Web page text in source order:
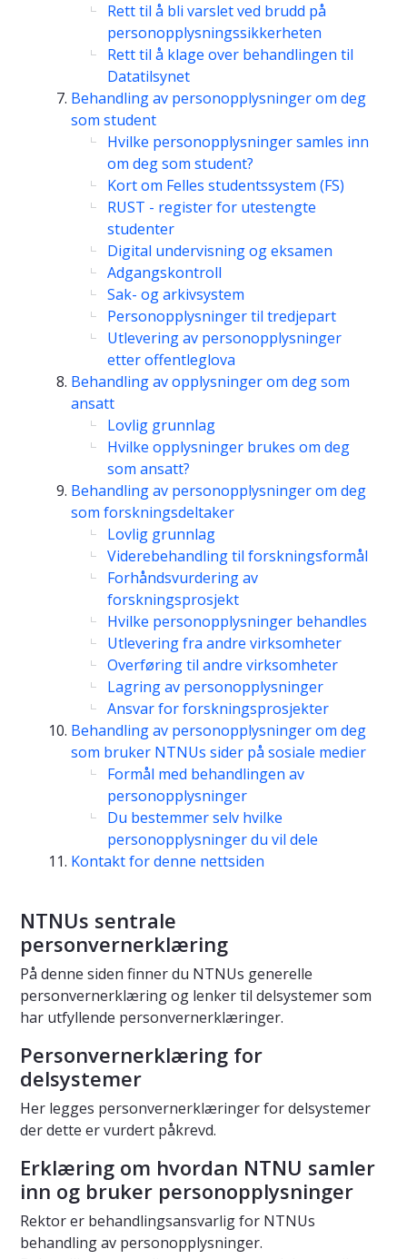
Rett til å bli varslet ved brudd på
personopplysningssikkerheten
Rett til å klage over behandlingen til
Datatilsynet
Behandling av personopplysninger om deg
som student
Hvilke personopplysninger samles inn
om deg som student?
Kort om Felles studentssystem (FS)
RUST - register for utestengte
studenter
Digital undervisning og eksamen
Adgangskontroll
Sak- og arkivsystem
Personopplysninger til tredjepart
Utlevering av personopplysninger
etter offentleglova
Behandling av opplysninger om deg som
ansatt
Lovlig grunnlag
Hvilke opplysninger brukes om deg
som ansatt?
Behandling av personopplysninger om deg
som forskningsdeltaker
Lovlig grunnlag
Viderebehandling til forskningsformål
Forhåndsvurdering av
forskningsprosjekt
Hvilke personopplysninger behandles
Utlevering fra andre virksomheter
Overføring til andre virksomheter
Lagring av personopplysninger
Ansvar for forskningsprosjekter
Behandling av personopplysninger om deg
som bruker NTNUs sider på sosiale medier
Formål med behandlingen av
personopplysninger
Du bestemmer selv hvilke
personopplysninger du vil dele
Kontakt for denne nettsiden
NTNUs sentrale
personvernerklæring
På denne siden finner du NTNUs generelle
personvernerklæring og lenker til delsystemer som
har utfyllende personvernerklæringer.
Personvernerklæring for
delsystemer
Her legges personvernerklæringer for delsystemer
der dette er vurdert påkrevd.
Erklæring om hvordan NTNU samler
inn og bruker personopplysninger
Rektor er behandlingsansvarlig for NTNUs
behandling av personopplysninger.